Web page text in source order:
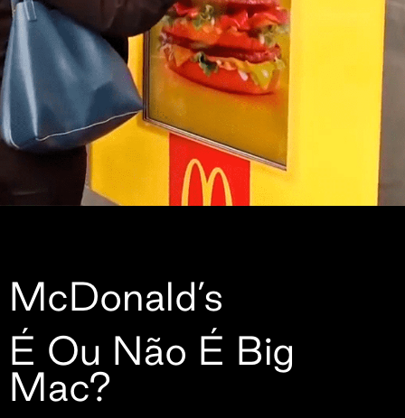
McDonald’s
É Ou Não É Big
Mac?